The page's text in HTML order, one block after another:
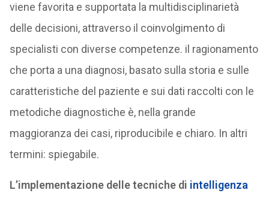
viene favorita e supportata la multidisciplinarietà
delle decisioni, attraverso il coinvolgimento di
specialisti con diverse competenze. il ragionamento
che porta a una diagnosi, basato sulla storia e sulle
caratteristiche del paziente e sui dati raccolti con le
metodiche diagnostiche è, nella grande
maggioranza dei casi, riproducibile e chiaro. In altri
termini: spiegabile.
L’implementazione delle tecniche di intelligenza